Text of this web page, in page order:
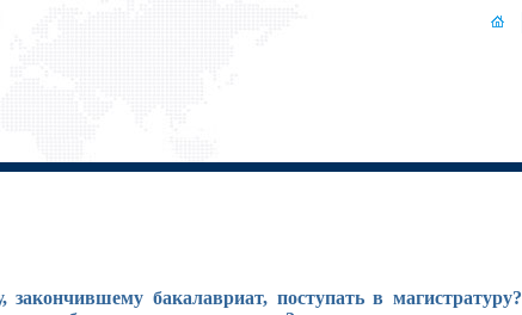
закончившему бакалавриат, поступать в магистратуру?